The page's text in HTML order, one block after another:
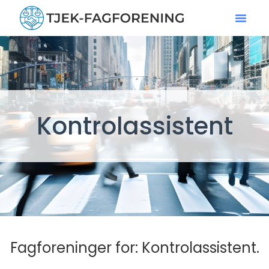
Kontrolassistent
Fagforeninger for: Kontrolassistent.